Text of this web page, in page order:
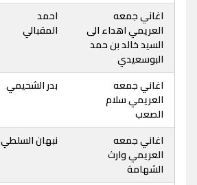
اغاني جمعه
العريمي اهداء الى
السيد خالد بن حمد
البوسعيدي
احمد
المقبالي
اغاني جمعه
العريمي سلام
الصعب
بدر الشحيمي
اغاني جمعه
العريمي وارث
الشهامة
نبهان السلطي